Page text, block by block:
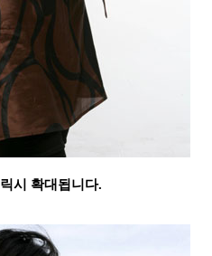
시 확대됩니다.